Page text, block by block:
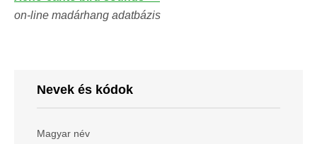
on-line madárhang adatbázis
Nevek és kódok
Magyar név